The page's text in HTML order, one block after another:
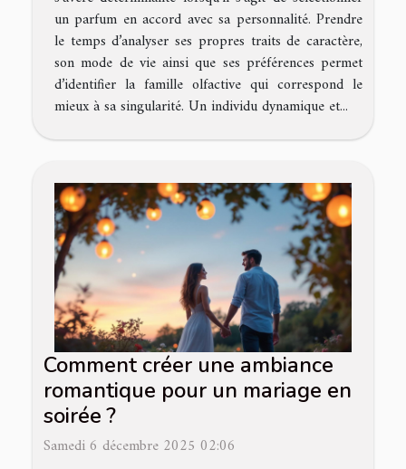
un parfum en accord avec sa personnalité. Prendre
le temps d’analyser ses propres traits de caractère,
son mode de vie ainsi que ses préférences permet
d’identifier la famille olfactive qui correspond le
mieux à sa singularité. Un individu dynamique et...
Comment créer une ambiance
romantique pour un mariage en
soirée ?
Samedi 6 décembre 2025 02:06